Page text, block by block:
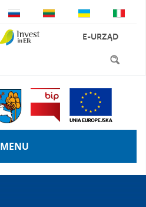
E-URZĄD
MENU